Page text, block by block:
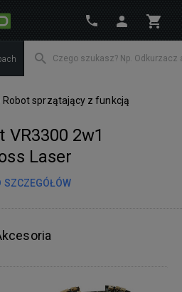
Robot sprzątający z funkcją
VR3300 2w1
Laser
SZCZEGÓŁÓW